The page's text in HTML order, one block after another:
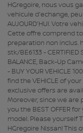
HGregoire, nous vous
vehicule d'echange,
AUJOURD'HUI. Votre
Cette offre comprend
preparation non
stk/BE6133 - CERTIFIED
BALANCE, Back-Up
- BUY YOUR VEHICLE
find the VEHICLE of your
exclusive offers are
Moreover, since we are
you the BEST OFFER
model. Please yourself
HGregoire Nissan! This